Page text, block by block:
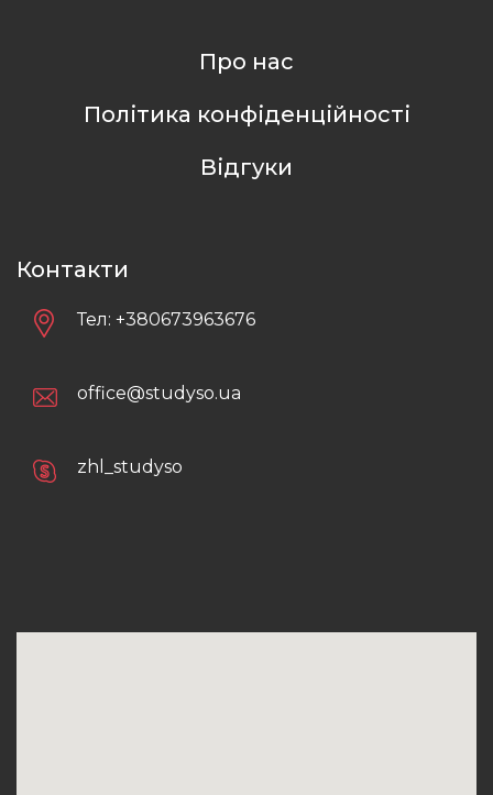
Про нас
Політика конфіденційності
Відгуки
Контакти
Тел: +380673963676
office@studyso.ua
zhl_studyso